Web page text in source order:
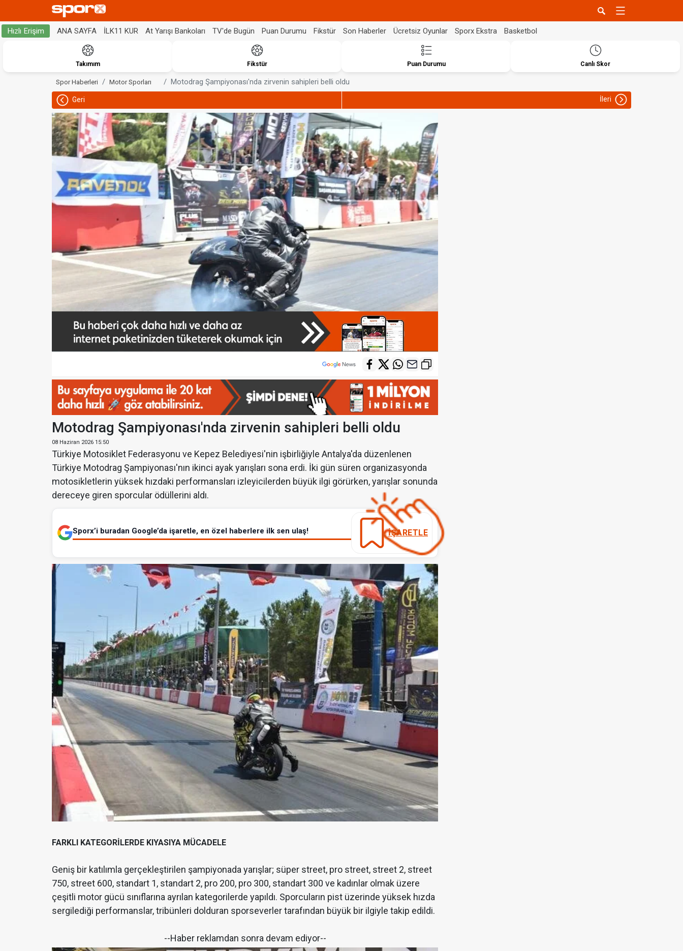
Hızlı Erişim ANA SAYFA İLK11 KUR At Yarışı Bankoları TV'de Bugün Puan Durumu Fikstür Son Haberler Ücretsiz Oyunlar Sporx Ekstra Basketbol
Takımım Fikstür Puan Durumu Canlı Skor
Spor Haberleri Motor Sporları Motodrag Şampiyonası'nda zirvenin sahipleri belli oldu
Geri İleri
Motodrag Şampiyonası'nda zirvenin sahipleri belli oldu
08 Haziran 2026 15:50
Türkiye Motosiklet Federasyonu ve Kepez Belediyesi'nin işbirliğiyle Antalya'da düzenlenen
Türkiye Motodrag Şampiyonası'nın ikinci ayak yarışları sona erdi. İki gün süren organizasyonda
motosikletlerin yüksek hızdaki performansları izleyicilerden büyük ilgi görürken, yarışlar sonunda
dereceye giren sporcular ödüllerini aldı.
Sporx’i buradan Google’da işaretle, en özel haberlere ilk sen ulaş! İŞARETLE
FARKLI KATEGORİLERDE KIYASIYA MÜCADELE
Geniş bir katılımla gerçekleştirilen şampiyonada yarışlar; süper street, pro street, street 2, street
750, street 600, standart 1, standart 2, pro 200, pro 300, standart 300 ve kadınlar olmak üzere
çeşitli motor gücü sınıflarına ayrılan kategorilerde yapıldı. Sporcuların pist üzerinde yüksek hızda
sergilediği performanslar, tribünleri dolduran sporseverler tarafından büyük bir ilgiyle takip edildi.
--Haber reklamdan sonra devam ediyor--